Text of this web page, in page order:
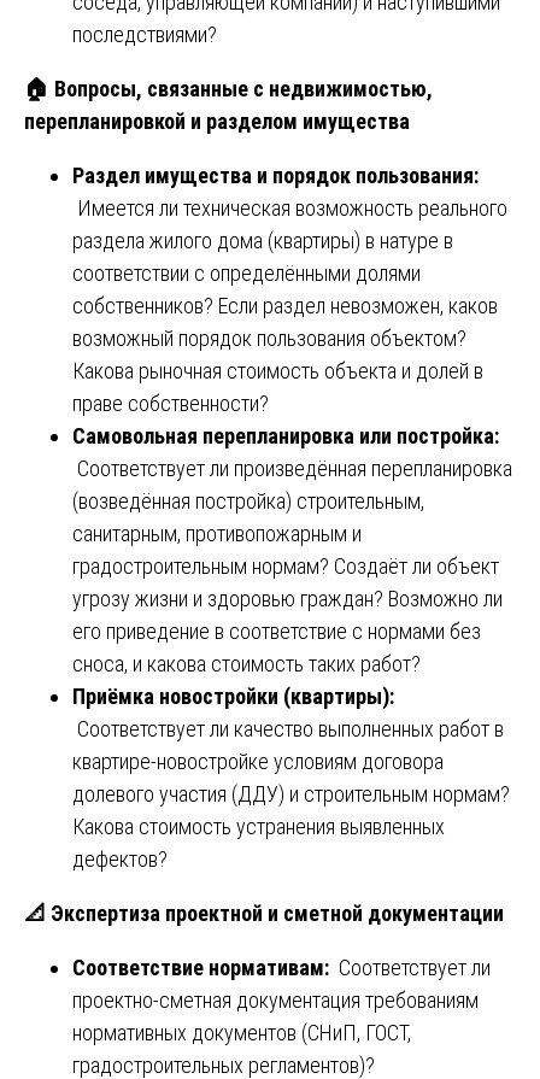
последствиями?
🏠 Вопросы, связанные с недвижимостью,
перепланировкой и разделом имущества
Раздел имущества и порядок пользования:
Имеется ли техническая возможность реального
раздела жилого дома (квартиры) в натуре в
соответствии с определёнными долями
собственников? Если раздел невозможен, каков
возможный порядок пользования объектом?
Какова рыночная стоимость объекта и долей в
праве собственности?
Самовольная перепланировка или постройка:
Соответствует ли произведённая перепланировка
(возведённая постройка) строительным,
санитарным, противопожарным и
градостроительным нормам? Создаёт ли объект
угрозу жизни и здоровью граждан? Возможно ли
его приведение в соответствие с нормами без
сноса, и какова стоимость таких работ?
Приёмка новостройки (квартиры):
Соответствует ли качество выполненных работ в
квартире-новостройке условиям договора
долевого участия (ДДУ) и строительным нормам?
Какова стоимость устранения выявленных
дефектов?
📐 Экспертиза проектной и сметной документации
Соответствие нормативам: Соответствует ли
проектно-сметная документация требованиям
нормативных документов (СНиП, ГОСТ,
градостроительных регламентов)?